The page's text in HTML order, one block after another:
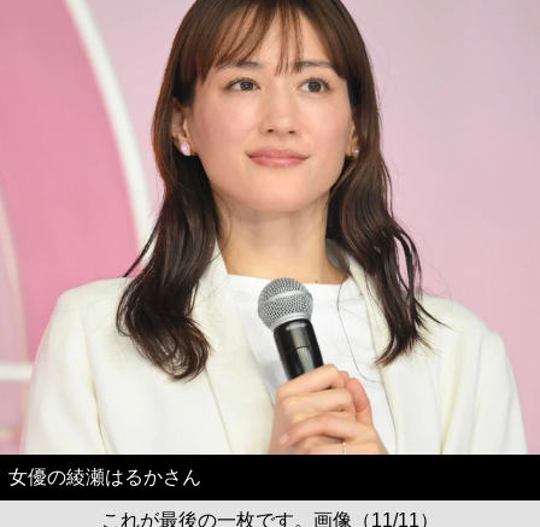
女優の綾瀬はるかさん
これが最後の一枚です。画像（11/11）